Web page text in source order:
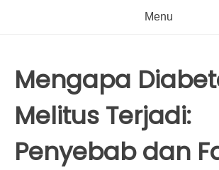
Menu
Mengapa
Melitus Terjadi:
Penyebab dan